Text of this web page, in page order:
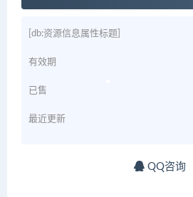
[db:资源信息属性标题]
有效期
已售
最近更新
QQ咨询